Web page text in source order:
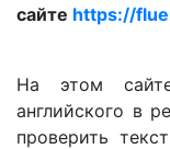
сайте https://
На этом
английского в
проверить